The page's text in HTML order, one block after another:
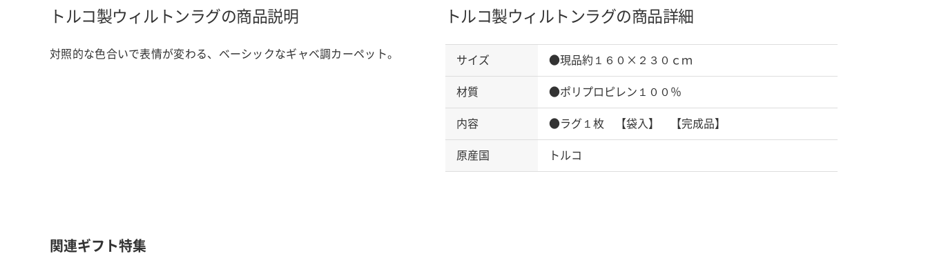
トルコ製ウィルトンラグの商品説明
対照的な色合いで表情が変わる、ベーシックなギャベ調カーペット。
トルコ製ウィルトンラグの商品詳細
サイズ ●現品約１６０×２３０ｃｍ
材質 ●ポリプロピレン１００％
内容 ●ラグ１枚 【袋入】 【完成品】
原産国 トルコ
関連ギフト特集